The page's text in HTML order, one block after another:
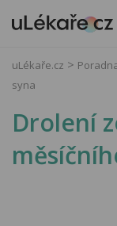
uLékaře.cz
syna
Drolení